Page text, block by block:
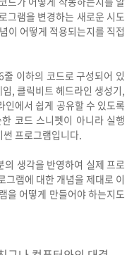
그램을 변경하는 새로운 시도
이 어떻게 적용되는지를 직접
이하의 코드로 구성되어 있
, 클릭비트 헤드라인 생성기,
인에서 쉽게 공유할 수 있도록
코드 스니펫이 아니라 실행
프로그램입니다.
생각을 반영하여 실제 프로
그램에 대한 개념을 제대로 이
을 어떻게 만들어야 하는지도